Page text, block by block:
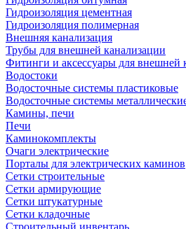
Гидроизоляция цементная
Гидроизоляция полимерная
Внешняя канализация
Трубы для внешней канализации
Фитинги и аксессуары для внешней
Водостоки
Водосточные системы пластиковые
Водосточные системы
Камины, печи
Печи
Каминокомплекты
Очаги электрические
Порталы для электрических каминов
Сетки строительные
Сетки армирующие
Сетки штукатурные
Сетки кладочные
Строительный инвентарь